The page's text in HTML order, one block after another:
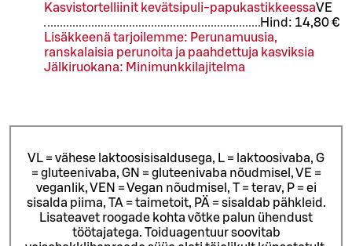
Kasvistortelliinit kevätsipuli-papukastikkeessaVE
Hind: 14,80 €
Lisäkkeenä tarjoilemme: Perunamuusia,
ranskalaisia perunoita ja paahdettuja kasviksia
Jälkiruokana: Minimunkkilajitelma
VL = vähese laktoosisisaldusega, L = laktoosivaba, G
= gluteenivaba, GN = gluteenivaba nõudmisel, VE =
veganlik, VEN = Vegan nõudmisel, T = terav, P = ei
sisalda piima, TA = taimetoit, PÄ = sisaldab pähkleid.
Lisateavet roogade kohta võtke palun ühendust
töötajatega. Toiduagentuur soovitab